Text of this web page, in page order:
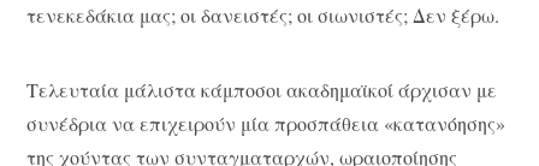
τενεκεδάκια μας; οι δανειστές; οι σιωνιστές; Δεν ξέρω.
Τελευταία μάλιστα κάμποσοι ακαδημαϊκοί άρχισαν με
συνέδρια να επιχειρούν μία προσπάθεια «κατανόησης»
της χούντας των συνταγματαρχών, ωραιοποίησης